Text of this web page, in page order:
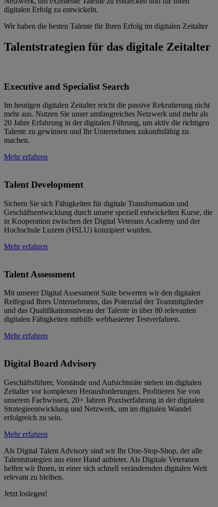
digitalen Erfolg zu entwickeln.
Wir haben die besten Talente für Ihren Erfolg im digitalen Zeitalter
Talentstrategien für das digitale Zeitalter
Executive and Specialist Search
Im heutigen digitalen Zeitalter reicht die passive Rekrutierung nicht
mehr aus. Nutzen Sie unser umfangreiches Netzwerk und mehr als
20 Jahre Erfahrung in der digitalen Führung, um aktiv die richtigen
Talente zu gewinnen und Ihr Unternehmen zukunftsfähig zu
machen.
Mehr erfahren
Talent Development
Sichern Sie sich Fähigkeiten für digitale Transformation und
Geschäftsentwicklung durch unsere speziell entwickelten Kurse, die
in Kooperation zwischen der Digital Veterans Academy und der
Hochschule Luzern (HSLU) konzipiert wurden.
Mehr erfahren
Talent Assessment
Mit unserer Digital Assessment Suite bewerten wir den digitalen
Reifegrad Ihres Unternehmens, das Potenzial der Teammitglieder
und das Qualifikationsniveau der Talente in über 80 relevanten
digitalen Fähigkeiten mithilfe webbasierter Testverfahren.
Mehr erfahren
Digital Board Advisory
Geschäftsführer, Vorstände und Aufsichtsräte stehen im digitalen
Zeitalter vor komplexen Herausforderungen. Profitieren Sie von
unserem Fachwissen, 20+ Jahren Praxiserfahrung in der digitalen
Strategieentwicklung und Netzwerk, um im digitalen Wandel
erfolgreich zu sein.
Mehr erfahren
Als Digital Talent Advisory sind wir Ihr One-Stop-Shop, der alle
Talentstrategien aus einer Hand anbietet. Als Digitale Veteranen
helfen wir Ihnen, in einer sich schnell verändernden digitalen Welt
relevant zu bleiben.
Jetzt loslegen!